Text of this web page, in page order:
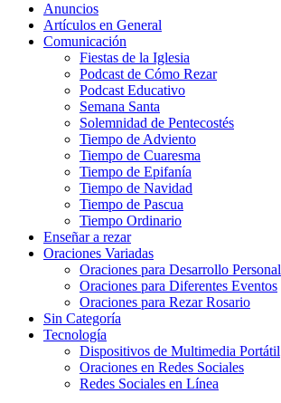
Anuncios
Artículos en General
Comunicación
Fiestas de la Iglesia
Podcast de Cómo Rezar
Podcast Educativo
Semana Santa
Solemnidad de Pentecostés
Tiempo de Adviento
Tiempo de Cuaresma
Tiempo de Epifanía
Tiempo de Navidad
Tiempo de Pascua
Tiempo Ordinario
Enseñar a rezar
Oraciones Variadas
Oraciones para Desarrollo Personal
Oraciones para Diferentes Eventos
Oraciones para Rezar Rosario
Sin Categoría
Tecnología
Dispositivos de Multimedia Portátil
Oraciones en Redes Sociales
Redes Sociales en Línea